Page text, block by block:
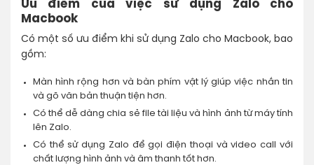
Ưu điểm của việc sử dụng Zalo cho
Macbook
Có một số ưu điểm khi sử dụng Zalo cho Macbook, bao
gồm:
Màn hình rộng hơn và bàn phím vật lý giúp việc nhắn tin
và gõ văn bản thuận tiện hơn.
Có thể dễ dàng chia sẻ file tài liệu và hình ảnh từ máy tính
lên Zalo.
Có thể sử dụng Zalo để gọi điện thoại và video call với
chất lượng hình ảnh và âm thanh tốt hơn.